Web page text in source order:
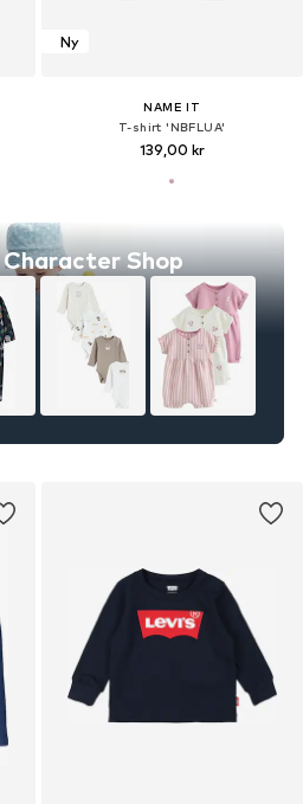
Shop
Ny
NAME IT
T-shirt 'NBFLUA'
139,00 kr